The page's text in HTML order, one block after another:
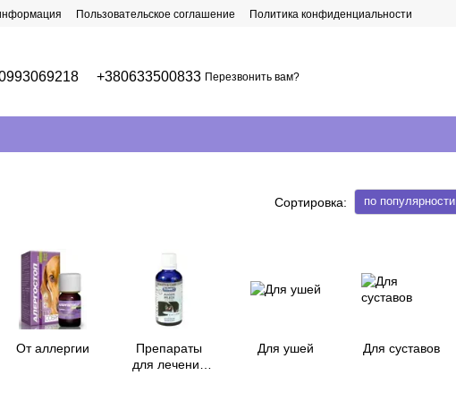
Пользовательское соглашение Политика конфиденциальности
+380633500833 Перезвонить вам?
Сортировка: по популярности
От аллергии
Препараты
для лечения
Для ушей Для суставов